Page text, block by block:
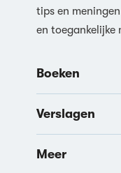
tips en
en toegankelijke
Boeken
Verslagen
Meer